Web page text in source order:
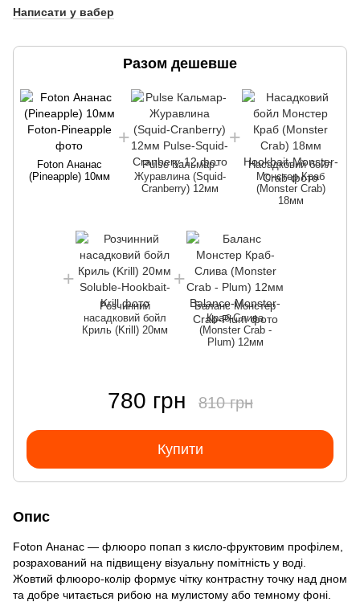
Написати у вабер
Разом дешевше
Foton Ананас
(Pineapple) 10мм
Pulse Кальмар-
Журавлина (Squid-
Cranberry) 12мм
Насадковий бойл
Монстер Краб
(Monster Crab)
18мм
Розчинний
насадковий бойл
Криль (Krill) 20мм
Баланс Монстер
Краб-Слива
(Monster Crab -
Plum) 12мм
780 грн 810 грн
Купити
Опис
Foton Ананас — флюоро попап з кисло-фруктовим профілем,
розрахований на підвищену візуальну помітність у воді.
Жовтий флюоро-колір формує чітку контрастну точку над дном
та добре читається рибою на мулистому або темному фоні.